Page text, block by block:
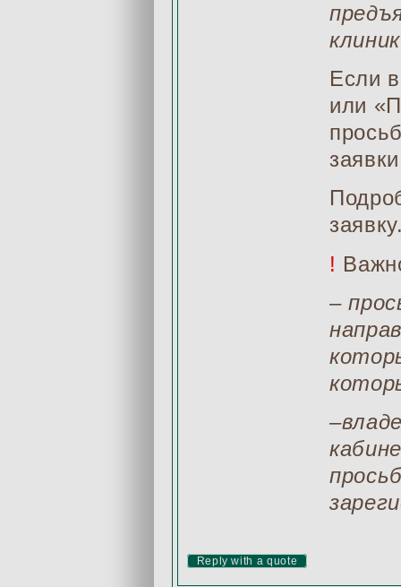
Если
или
!
–
Reply with a quote